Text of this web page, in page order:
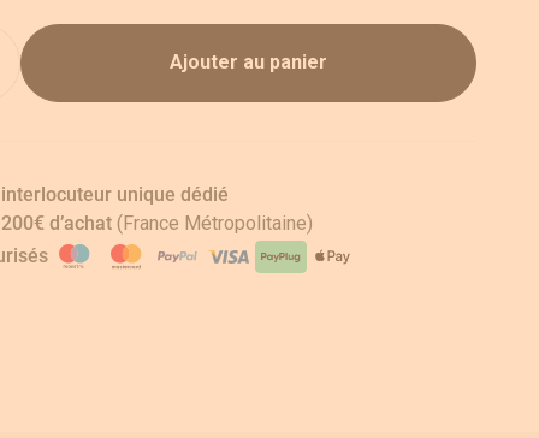
Ajouter au panier
unique dédié
d’achat(France Métropolitaine)